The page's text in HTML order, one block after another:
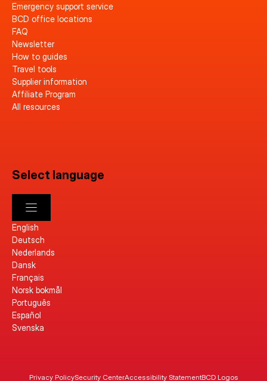
Emergency support service
BCD office locations
FAQ
Newsletter
How to guides
Travel tools
Supplier information
Affiliate Program
All resources
Select language
English
Deutsch
Nederlands
Dansk
Français
Norsk bokmål
Português
Español
Svenska
Privacy PolicySecurity CenterAccessibility StatementBCD Logos